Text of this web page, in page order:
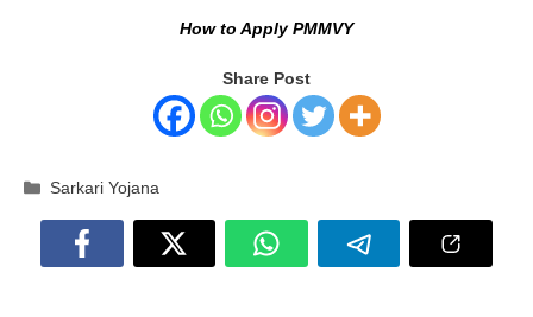
How to Apply PMMVY
Share Post
Categories
Sarkari Yojana